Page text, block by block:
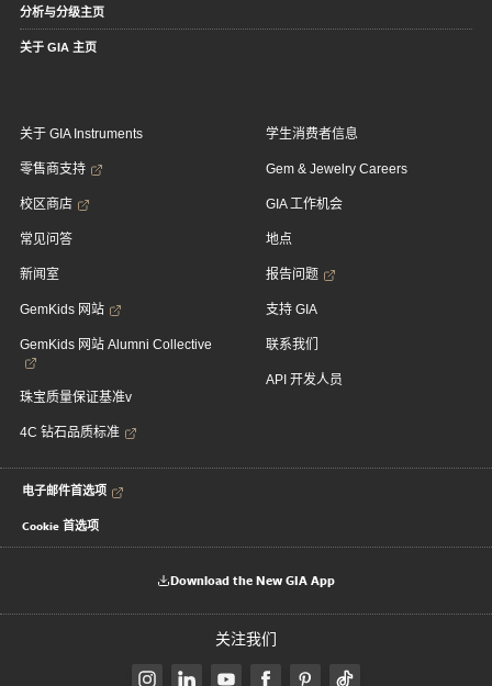
分析与分级主页
关于 GIA 主页
关于 GIA Instruments
零售商支持
校区商店
常见问答
新闻室
GemKids 网站
GemKids 网站 Alumni Collective
珠宝质量保证基准v
4C 钻石品质标准
学生消费者信息
Gem & Jewelry Careers
GIA 工作机会
地点
报告问题
支持 GIA
联系我们
API 开发人员
电子邮件首选项
Cookie 首选项
Download the New GIA App
关注我们